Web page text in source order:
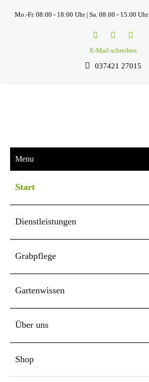
Mo.-Fr. 08:00 - 18:00 Uhr | Sa. 08:00 - 15:00
E-Mail schreiben
037421 27015
Menu
Start
Dienstleistungen
Grabpflege
Gartenwissen
Über uns
Shop